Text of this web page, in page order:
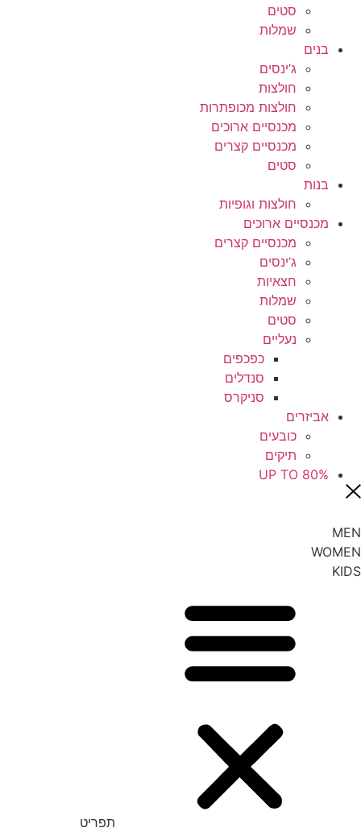
סטים
שמלות
בנים
ג’ינסים
חולצות
חולצות מכופתרות
מכנסיים ארוכים
מכנסיים קצרים
סטים
בנות
חולצות וגופיות
מכנסיים ארוכים
מכנסיים קצרים
ג’ינסים
חצאיות
שמלות
סטים
נעליים
כפכפים
סנדלים
סניקרס
אביזרים
כובעים
תיקים
UP TO 80%
MEN
WOMEN
KIDS
תפריט